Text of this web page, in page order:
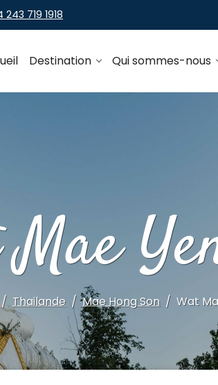
243 719 1918
Destination Qui sommes-nous
Thailande Mae Hong Son Wat